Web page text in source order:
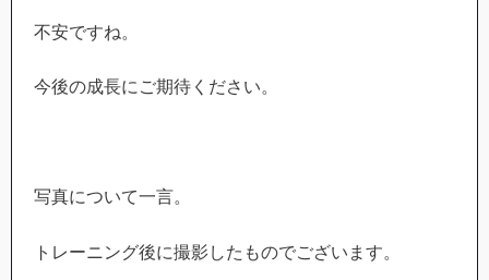
不安ですね。
今後の成長にご期待ください。
写真について一言。
トレーニング後に撮影したものでございます。